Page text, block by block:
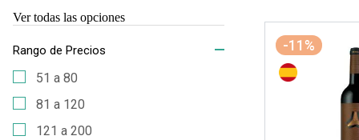
Ver todas las opciones
Rango de Precios
51 a 80
81 a 120
121 a 200
-11%